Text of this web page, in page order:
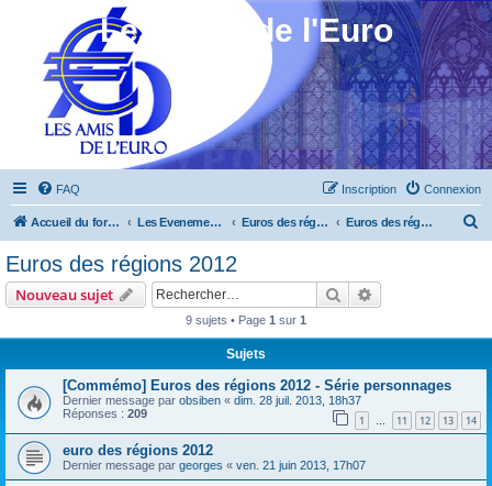
Les Amis de l'Euro
FAQ Connexion
Inscription
Accueil du forum Les Evenements ! [Ouvert au public] Euros des régions 2010 à 2012 Euros des régions 2012
e
Euros des régions 2012
Nouveau sujet Rechercher
9 sujets • Page 1 sur 1
Sujets
[Commémo] Euros des régions 2012 - Série personnages
Dernier message par obsiben « dim. 28 juil. 2013, 18h37
Réponses : 209 1 … 11 12 13 14
euro des régions 2012
Dernier message par georges « ven. 21 juin 2013, 17h07